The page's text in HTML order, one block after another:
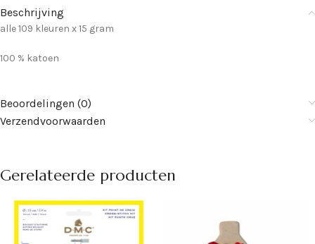
Beschrijving
alle 109 kleuren x 15 gram
100 % katoen
Beoordelingen (0)
Verzendvoorwaarden
Gerelateerde producten